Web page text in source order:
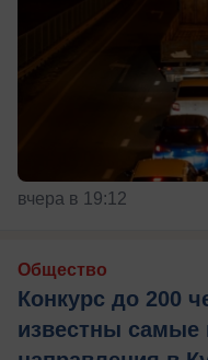
вчера в 19:12
Общество
Конкурс до 200
известны самые